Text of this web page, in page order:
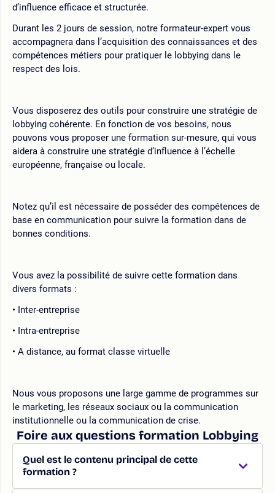
d’influence efficace et structurée.
Durant les 2 jours de session, notre formateur-expert vous
accompagnera dans l’acquisition des connaissances et des
compétences métiers pour pratiquer le lobbying dans le
respect des lois.
Vous disposerez des outils pour construire une stratégie de
lobbying cohérente. En fonction de vos besoins, nous
pouvons vous proposer une formation sur-mesure, qui vous
aidera à construire une stratégie d’influence à l’échelle
européenne, française ou locale.
Notez qu’il est nécessaire de posséder des compétences de
base en communication pour suivre la formation dans de
bonnes conditions.
Vous avez la possibilité de suivre cette formation dans
divers formats :
Inter-entreprise
Intra-entreprise
A distance, au format classe virtuelle
Nous vous proposons une large gamme de programmes sur
le marketing, les réseaux sociaux ou la communication
institutionnelle ou la communication de crise.
Foire aux questions formation Lobbying
Quel est le contenu principal de cette
formation ?